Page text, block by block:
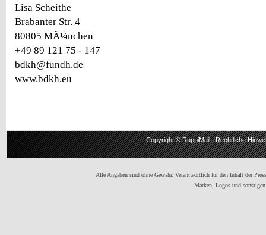
Lisa Scheithe
Brabanter Str. 4
80805 MÃ¼nchen
+49 89 121 75 - 147
bdkh@fundh.de
www.bdkh.eu
Copyright ©RuppiMail|Rechtliche
Alle Angaben sind ohne Gewähr. Verantwortlich für den Inhalt der
Marken, Logos und